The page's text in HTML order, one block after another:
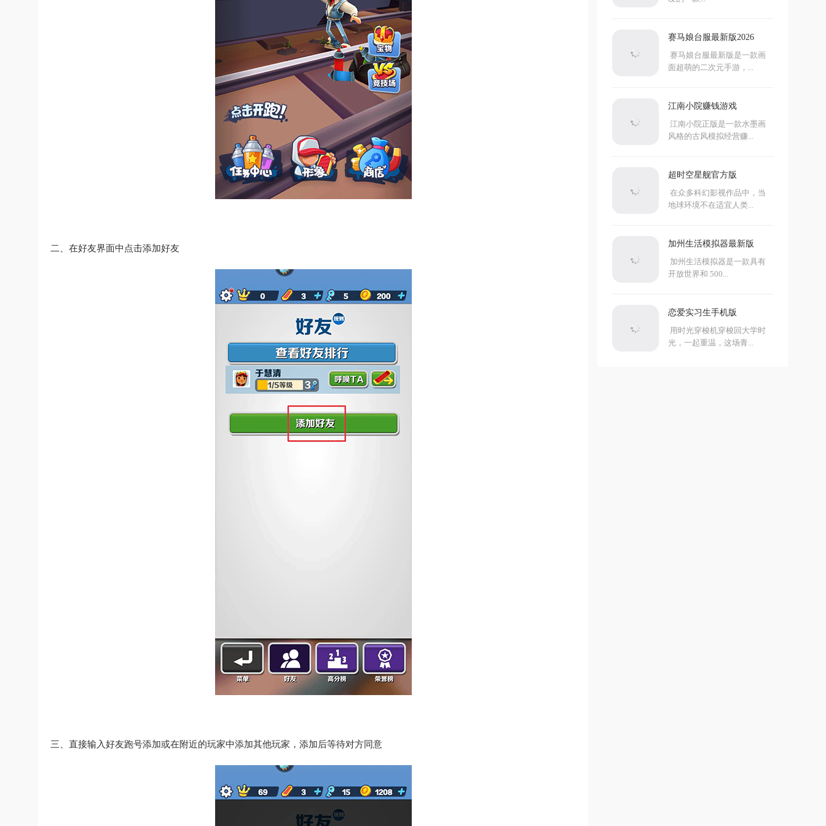
二、在好友界面中点击添加好友
三、直接输入好友跑号添加或在附近的玩家中添加其他玩家，添加后等待对方同意
赛马娘台服最新版2026
赛马娘台服最新版是一款画
面超萌的二次元手游，...
江南小院赚钱游戏
江南小院正版是一款水墨画
风格的古风模拟经营赚...
超时空星舰官方版
在众多科幻影视作品中，当
地球环境不在适宜人类...
加州生活模拟器最新版
加州生活模拟器是一款具有
开放世界和 500...
恋爱实习生手机版
用时光穿梭机穿梭回大学时
光，一起重温，这场青...